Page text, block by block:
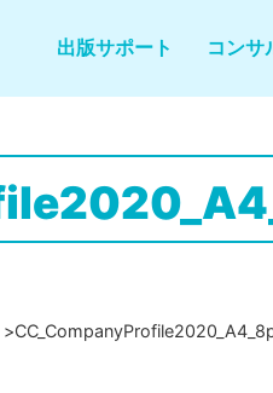
出版サポート コンサ
>